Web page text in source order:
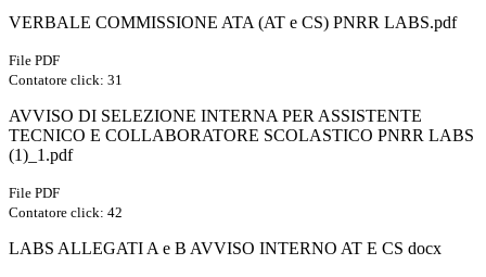
VERBALE COMMISSIONE ATA (AT e CS) PNRR LABS.pdf
File PDF
Contatore click: 31
AVVISO DI SELEZIONE INTERNA PER ASSISTENTE
TECNICO E COLLABORATORE SCOLASTICO PNRR LABS
(1)_1.pdf
File PDF
Contatore click: 42
LABS ALLEGATI A e B AVVISO INTERNO AT E CS docx